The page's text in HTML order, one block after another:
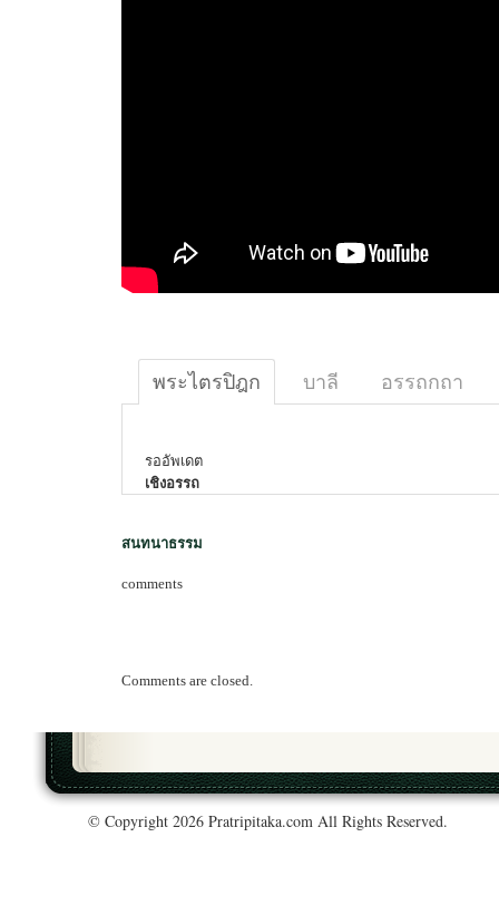
พระไตรปิฎก บาลี อรรถกถา
รออัพเดต
เชิงอรรถ
สนทนาธรรม
comments
Comments are closed.
© Copyright 2026 Pratripitaka.com All Rights Reserved.